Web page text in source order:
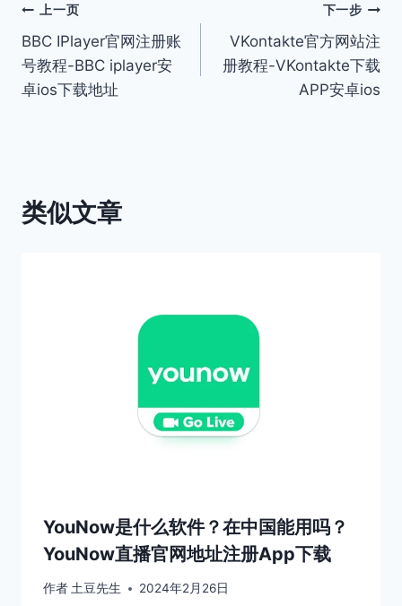
文
章
导
上一页
BBC IPlayer官网注册账
号教程-BBC iplayer安
卓ios下载地址
下一步
VKontakte官方网站注
册教程-VKontakte下载
APP安卓ios
类似文章
YouNow是什么软件？在中国能用吗？
YouNow直播官网地址注册App下载
作者 土豆先生 2024年2月26日